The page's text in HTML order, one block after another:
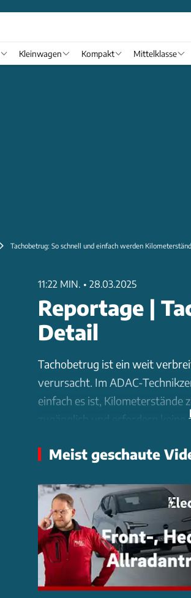
Kleinwagen Kompakt Mittelklasse
Tachobetrug: So schnell und einfach werden
11:22 MIN. • 28.03.2025
Reportage |
Detail
Tachobetrug ist ein weit
verursacht. Im ADAC-
einfach es ist, Kilometerstände
zugänglich und erfordern keine
werden. Die Hersteller sind
effektiven Maßnahmen. Sehen
Hintergründe und
Meist geschaute